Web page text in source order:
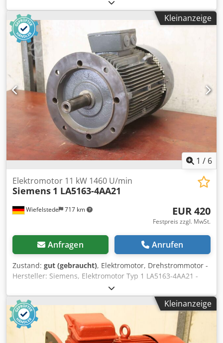
Abmessungen: 600/360/H370 mm -Gewicht: 116 kg
Kleinanzeige
1 / 6
Wiefelstede 717 km
Elektromotor 11 kW 1460 U/min
Siemens 1 LA5163-4AA21
EUR 420
Festpreis zzgl. MwSt.
Anfragen Anrufen
Zustand: gut (gebraucht), Elektromotor, Drehstrommotor -
Hersteller: Siemens, Elektromotor Typ 1 LA5163-4AA21 -
Leistung: 11 kW -Drehzahl: 1460 U/min -Welle: Ø 42 x 110
mm -Bauform: B5 Dwjdpfx Aot Nawxebnoa -Schutzart: IP
54 -Abmessungen: 630/350/H405 mm -Gewicht: 80 kgKleinanzeige